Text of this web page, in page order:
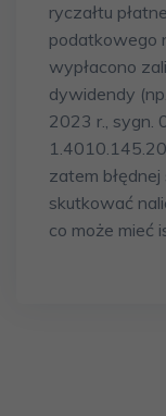
ryczałtu
podatkowego
wypłacono
dywidendy
2023 r., sygn.
zatem
skutkować
co może mieć